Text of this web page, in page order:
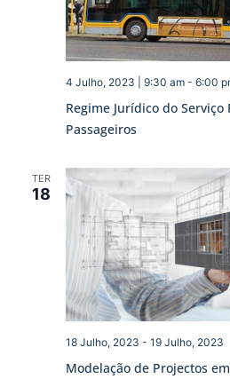
Regime Jurídico do
Passageiros
4 Julho, 2023 | 9:30 am- 6:00
TER
18
Modelação de Projectos
18 Julho, 2023 - 19 Julho, 2023